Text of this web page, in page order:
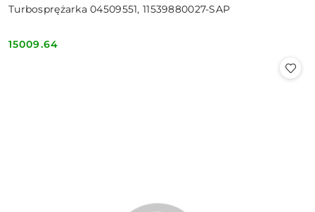
Turbosprężarka 04509551, 11539880027-SAP
Cena:
15009.64